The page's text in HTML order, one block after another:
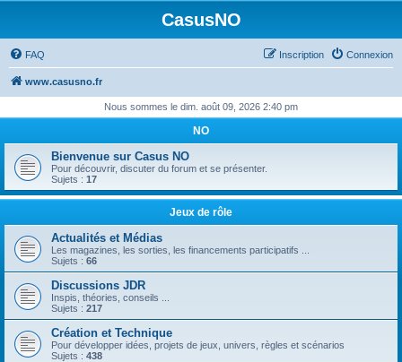
CasusNO
FAQ Connexion
Inscription
www.casusno.fr
Nous sommes le dim. août 09, 2026 2:40 pm
NO
Bienvenue sur Casus NO
Pour découvrir, discuter du forum et se présenter.
Sujets : 17
Jeux de rôle
Actualités et Médias
Les magazines, les sorties, les financements participatifs ...
Sujets : 66
Discussions JDR
Inspis, théories, conseils ...
Sujets : 217
Création et Technique
Pour développer idées, projets de jeux, univers, règles et scénarios
Sujets : 438